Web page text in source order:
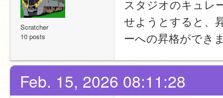
Scratcher
10 posts
スタジオのキュレ
せようとすると、
ーへの昇格ができ
Feb. 15, 2026 08:11:28